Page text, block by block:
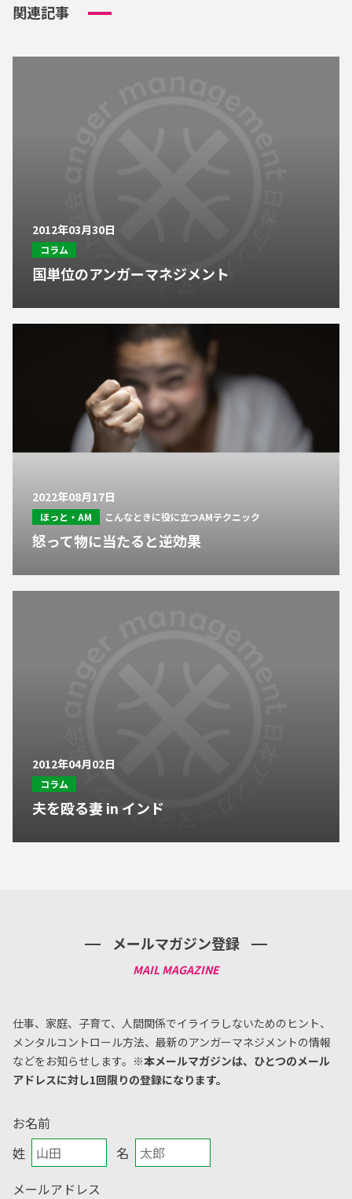
関連記事
2012年03月30日
コラム
国単位のアンガーマネジメント
2022年08月17日
ほっと・AM こんなときに役に立つAMテクニック
怒って物に当たると逆効果
2012年04月02日
コラム
夫を殴る妻 in インド
メールマガジン登録
仕事、家庭、子育て、人間関係でイライラしないためのヒント、
メンタルコントロール方法、 最新のアンガーマネジメントの情報
などをお知らせします。 ※本メールマガジンは、ひとつのメール
アドレスに対し1回限りの登録になります。
お名前
姓
名
メールアドレス